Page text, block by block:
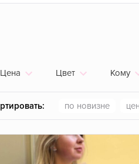
Цена Цвет Кому
Кремовый
Розовый
Коллективу
Маме
Поздравляю
Прости
Гортензией
Кустовыми розами
9 шт.
11 шт.
по новизне